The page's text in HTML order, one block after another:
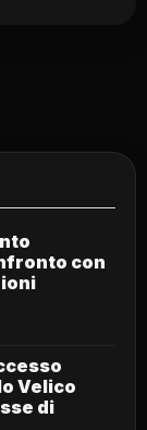
con
Velico
di